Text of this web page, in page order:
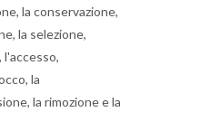
la conservazione,
la selezione,
la
la rimozione e la